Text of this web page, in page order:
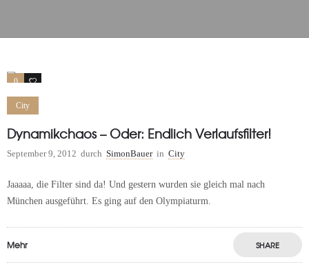
0 0
City
Dynamikchaos – Oder: Endlich Verlaufsfilter!
September 9, 2012 durch SimonBauer in City
Jaaaaa, die Filter sind da! Und gestern wurden sie gleich mal nach
München ausgeführt. Es ging auf den Olympiaturm.
Mehr SHARE